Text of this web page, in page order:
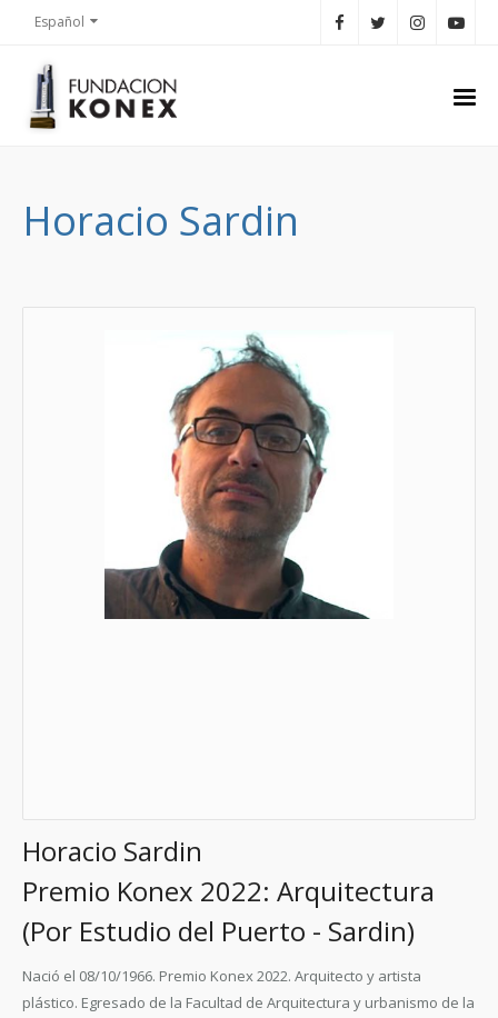
Español
Horacio Sardin
Horacio Sardin
Premio Konex 2022: Arquitectura
(Por Estudio del Puerto - Sardin)
Nació el 08/10/1966. Premio Konex 2022. Arquitecto y artista
plástico. Egresado de la Facultad de Arquitectura y urbanismo de la